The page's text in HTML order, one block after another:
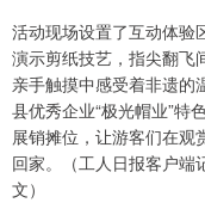
活动现场设置了互动体验
演示剪纸技艺，指尖翻飞
亲手触摸中感受着非遗的
县优秀企业“极光帽业”特
展销摊位，让游客们在观
回家。（工人日报客户端
文）